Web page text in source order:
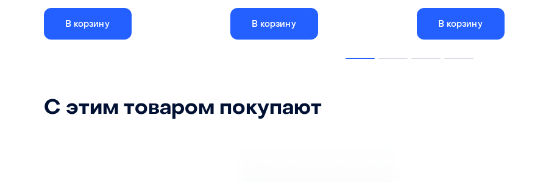
Габариты стола указаны по внешней
рамке, размер ячеистого поля - 1156х856
Высота
оцинкованное железо
В корзину
Габариты стола указаны по внешней
рамке, размер ячеистого поля - 1156х956
1200 мм
Материал
В корзину
Габариты стола указаны
рамке, размер ячеистого поля -
Длина
В корзину
С этим товаром покупают